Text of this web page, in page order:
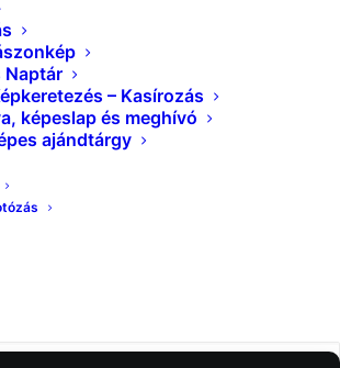
Naptár
– Kasírozás
képeslap és meghívó
ajándtárgy